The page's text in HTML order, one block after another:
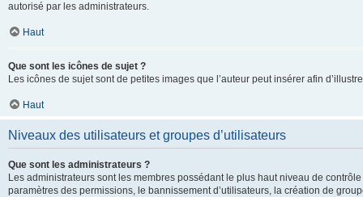
autorisé par les administrateurs.
Haut
Que sont les icônes de sujet ?
Les icônes de sujet sont de petites images que l’auteur peut insérer afin
Haut
Niveaux des utilisateurs et groupes d’utilisateurs
Que sont les administrateurs ?
Les administrateurs sont les membres possédant le plus haut niveau de
paramètres des permissions, le bannissement d’utilisateurs, la création de